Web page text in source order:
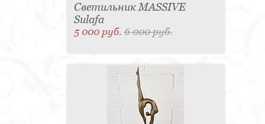
Светильник MASSIVE
Sulafa
5 000 руб.6 000 руб.